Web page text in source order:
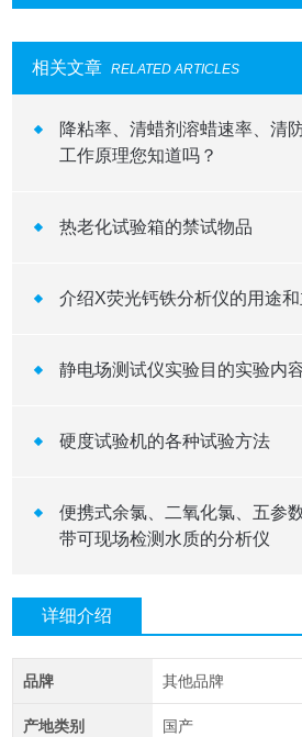
相关文章 RELATED ARTICLES
降粘率、清蜡剂溶蜡速率、清
工作原理您知道吗？
热老化试验箱的禁试物品
介绍X荧光钙铁分析仪的用途
静电场测试仪实验目的实验内
硬度试验机的各种试验方法
便携式余氯、二氧化氯、五参
带可现场检测水质的分析仪
详细介绍
品牌 其他品牌
产地类别 国产